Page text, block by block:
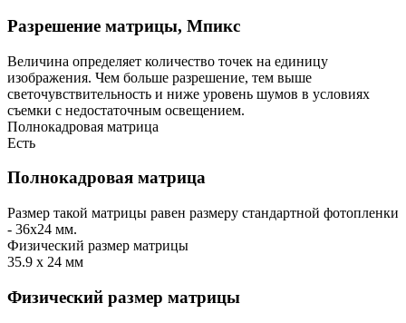
Разрешение матрицы, Мпикс
Величина определяет количество точек на единицу
изображения. Чем больше разрешение, тем выше
светочувствительность и ниже уровень шумов в условиях
съемки с недостаточным освещением.
Полнокадровая матрица
Есть
Полнокадровая матрица
Размер такой матрицы равен размеру стандартной фотопленки
- 36х24 мм.
Физический размер матрицы
35.9 x 24 мм
Физический размер матрицы